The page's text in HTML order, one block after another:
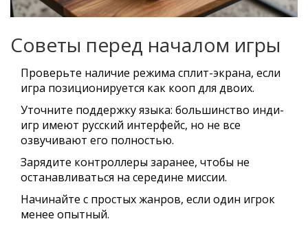
Советы перед началом игры
Проверьте наличие режима сплит-экрана, если
игра позиционируется как кооп для двоих.
Уточните поддержку языка: большинство инди-
игр имеют русский интерфейс, но не все
озвучивают его полностью.
Зарядите контроллеры заранее, чтобы не
останавливаться на середине миссии.
Начинайте с простых жанров, если один игрок
менее опытный.